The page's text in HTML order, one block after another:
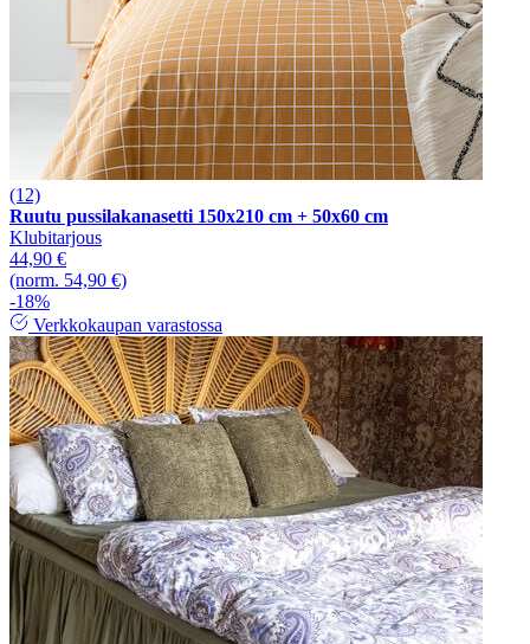
(12)
Ruutu pussilakanasetti 150x210 cm + 50x60 cm
Klubitarjous
44,90 €
(norm. 54,90 €)
-18%
Verkkokaupan varastossa